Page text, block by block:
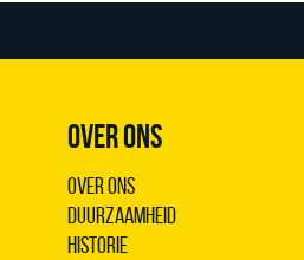
OVER ONS
Over ons
Duurzaamheid
Historie